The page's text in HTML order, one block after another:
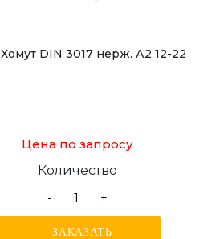
Хомут DIN 3017 нерж. А2 12-22
Цена по запросу
Количество
-
+
ЗАКАЗАТЬ